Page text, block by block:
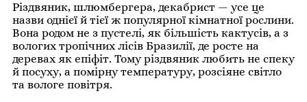
Різдвяник, шлюмбергера, декабрист — усе це
назви однієї й тієї ж популярної кімнатної рослини.
Вона родом не з пустелі, як більшість кактусів, а з
вологих тропічних лісів Бразилії, де росте на
деревах як епіфіт. Тому різдвяник любить не спеку
й посуху, а помірну температуру, розсіяне світло
та вологе повітря.